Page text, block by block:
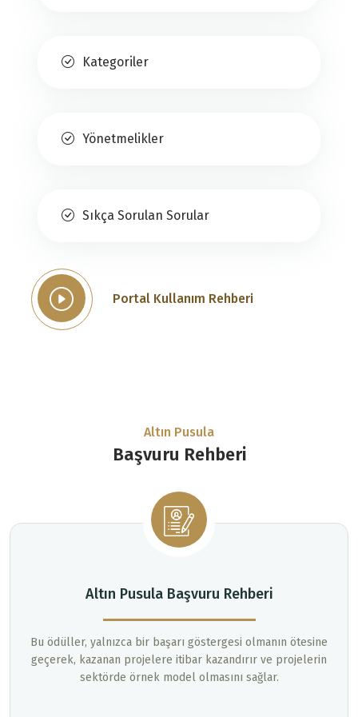
Kategoriler
Yönetmelikler
Sıkça Sorulan Sorular
Portal Kullanım Rehberi
Altın Pusula
Başvuru Rehberi
Altın Pusula Başvuru Rehberi
Bu ödüller, yalnızca bir başarı göstergesi olmanın ötesine
geçerek, kazanan projelere itibar kazandırır ve projelerin
sektörde örnek model olmasını sağlar.